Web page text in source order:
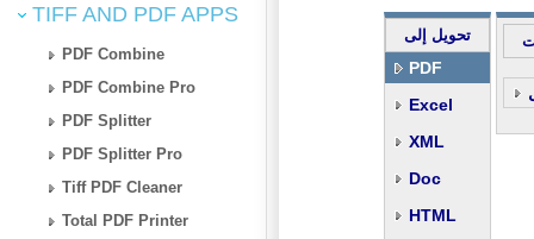
TIFF AND PDF APPS
PDF Combine
PDF Combine Pro
PDF Splitter
PDF Splitter Pro
Tiff PDF Cleaner
Total PDF Printer
تحويل إلى
PDF
Excel
XML
Doc
HTML